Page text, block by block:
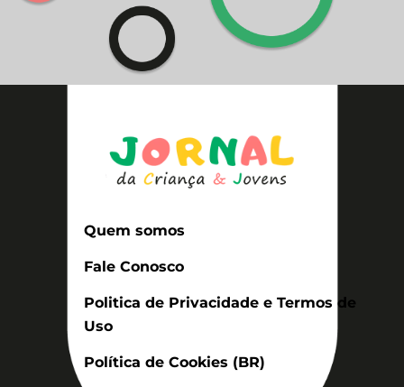
Quem somos
Fale Conosco
Politica de Privacidade e Termos de
Uso
Política de Cookies (BR)